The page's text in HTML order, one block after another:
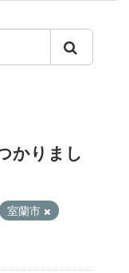
かりまし
室蘭市